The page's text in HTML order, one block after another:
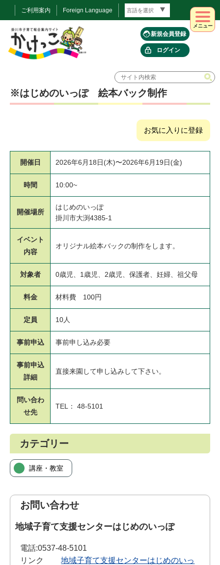
ご利用案内 Foreign Language
新規会員登録
ログイン
メニュー
※はじめのいっぽ 絵本バック制作
お気に入りに登録
開催日 2026年6月18日(木)〜2026年6月19日(金)
時間 10:00~
開催場所
はじめのいっぽ
掛川市大渕4385-1
イベント
内容
オリジナル絵本バックの制作をします。
対象者 0歳児、1歳児、2歳児、保護者、妊婦、祖父母
料金 材料費 100円
定員 10人
事前申込 事前申し込み必要
事前申込
詳細
直接来園して申し込みして下さい。
問い合わ
せ先
TEL： 48-5101
カテゴリー
講座・教室
お問い合わせ
地域子育て支援センターはじめのいっぽ
電話:0537-48-5101
リンク
地域子育て支援センターはじめのいっ